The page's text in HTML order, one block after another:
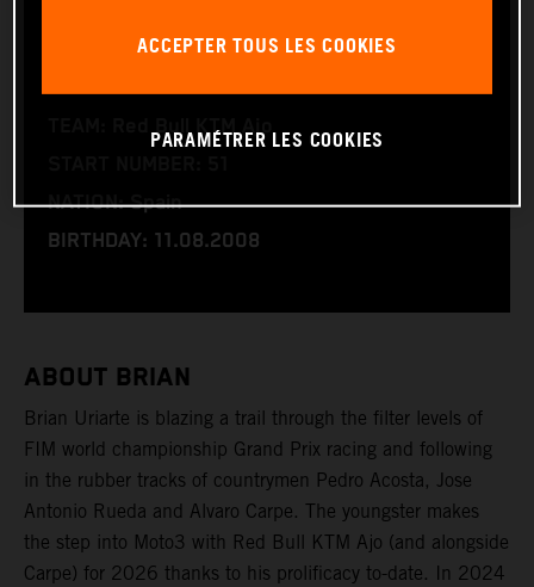
TEAM: Red Bull KTM Ajo
NATION: Spain
BIRTHDAY: 11.08.2008
ABOUT BRIAN
Brian Uriarte is blazing a trail through the filter levels of
FIM world championship Grand Prix racing and following
in the rubber tracks of countrymen Pedro Acosta, Jose
Antonio Rueda and Alvaro Carpe. The youngster makes
the step into Moto3 with Red Bull KTM Ajo (and alongside
Carpe) for 2026 thanks to his prolificacy to-date. In 2024
ACCEPTER TOUS LES COOKIES
PARAMÉTRER LES COOKIES